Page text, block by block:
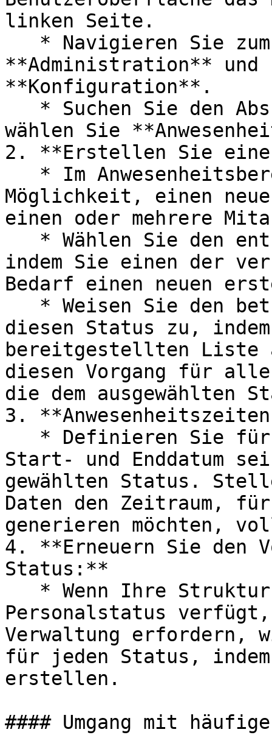
linken Seite.
**Administration** und
**Konfiguration**.
wählen Sie
2. **Erstellen Sie eine
Möglichkeit, einen
einen oder mehrere
indem Sie einen der
Bedarf einen neuen
diesen Status zu,
bereitgestellten Liste
diesen Vorgang für
die dem ausgewählten
3.
Start- und Enddatum
gewählten Status.
Daten den Zeitraum, für
generieren möchten,
4. **Erneuern Sie den
Status:**
Personalstatus
Verwaltung erfordern,
für jeden Status,
erstellen.
#### Umgang mit